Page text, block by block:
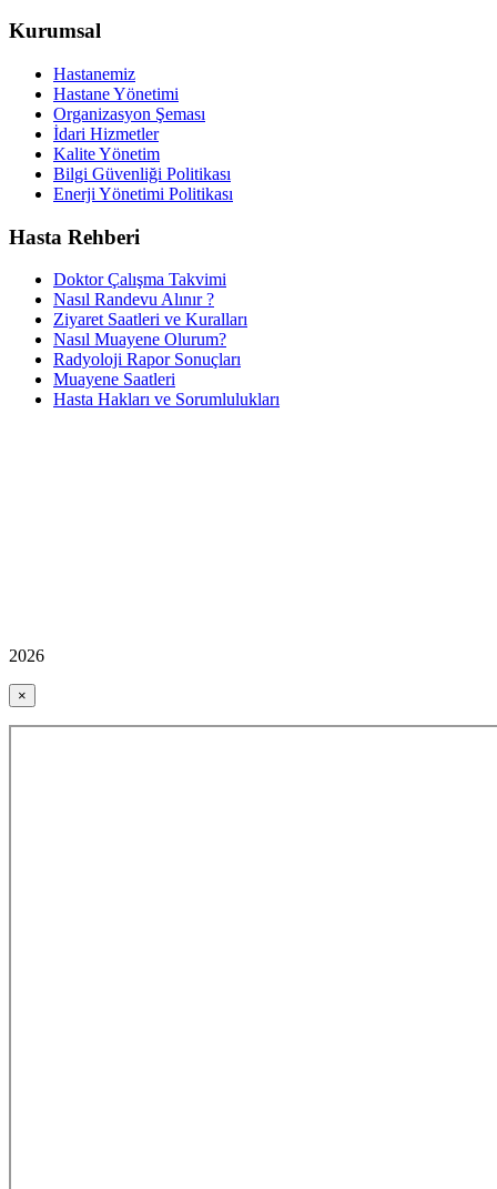
Kurumsal
Hastanemiz
Hastane Yönetimi
Organizasyon Şeması
İdari Hizmetler
Kalite Yönetim
Bilgi Güvenliği Politikası
Enerji Yönetimi Politikası
Hasta Rehberi
Doktor Çalışma Takvimi
Nasıl Randevu Alınır ?
Ziyaret Saatleri ve Kuralları
Nasıl Muayene Olurum?
Radyoloji Rapor Sonuçları
Muayene Saatleri
Hasta Hakları ve Sorumlulukları
2026
×